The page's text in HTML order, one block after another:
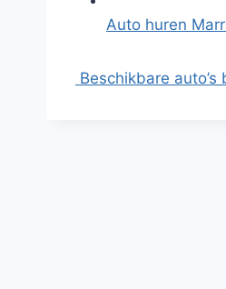
Auto huren
Beschikbare auto’s